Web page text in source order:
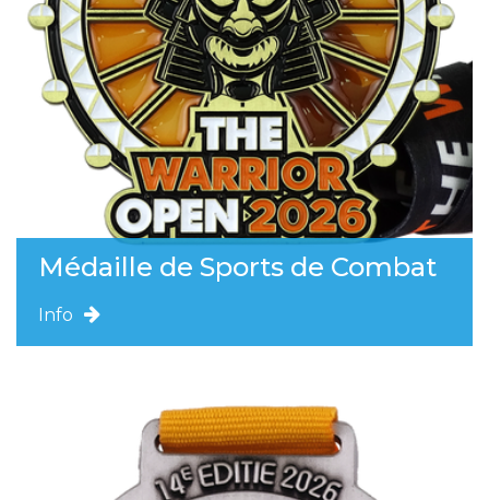
Médaille de Sports de Combat
Info